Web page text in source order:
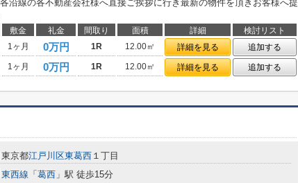
沿線の各不動産会社様へ直接ご挨拶に行き最新の物件を頂きお客様へ提
敷金 礼金 間取り 面積 詳細
検討リスト
1ヶ月 0万円 1R 12.00㎡ 詳細を見る
追加する
1ヶ月 0万円 1R 12.00㎡ 詳細を見る 追加する
東京都江戸川区東葛西 １丁目
東西線 「 葛西 」駅 徒歩15分